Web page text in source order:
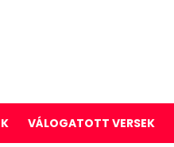
VÁLOGATOTT VERSEK